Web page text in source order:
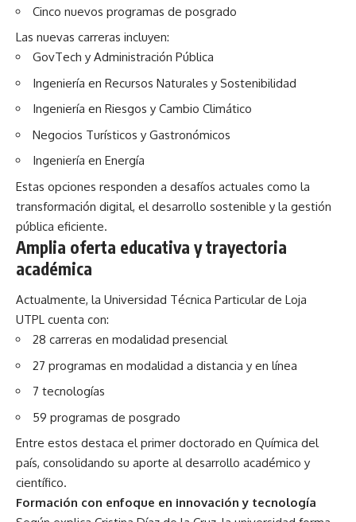
Cinco nuevos programas de posgrado
Las nuevas carreras incluyen:
GovTech y Administración Pública
Ingeniería en Recursos Naturales y Sostenibilidad
Ingeniería en Riesgos y Cambio Climático
Negocios Turísticos y Gastronómicos
Ingeniería en Energía
Estas opciones responden a desafíos actuales como la
transformación digital, el desarrollo sostenible y la gestión
pública eficiente.
Amplia oferta educativa y trayectoria
académica
Actualmente, la Universidad Técnica Particular de Loja
UTPL cuenta con:
28 carreras en modalidad presencial
27 programas en modalidad a distancia y en línea
7 tecnologías
59 programas de posgrado
Entre estos destaca el primer doctorado en Química del
país, consolidando su aporte al desarrollo académico y
científico.
Formación con enfoque en innovación y tecnología